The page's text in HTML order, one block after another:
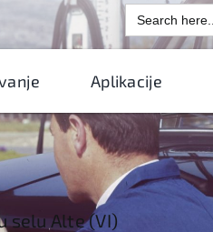
Search
for:
Aplikacije
selu Alte (VI)